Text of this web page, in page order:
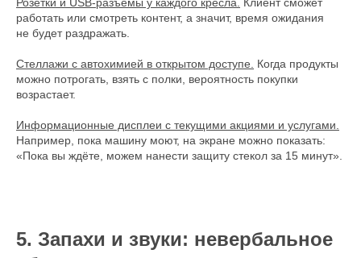
работать или смотреть контент, а значит, время ожидания
не будет раздражать.
Стеллажи с автохимией в открытом доступе.
Когда продукты
можно потрогать, взять с полки, вероятность покупки
возрастает.
Информационные дисплеи с текущими акциями и услугами.
Например, пока машину моют, на экране можно показать:
«Пока вы ждёте, можем нанести защиту стекол за 15 минут».
5. Запахи и звуки: невербальное